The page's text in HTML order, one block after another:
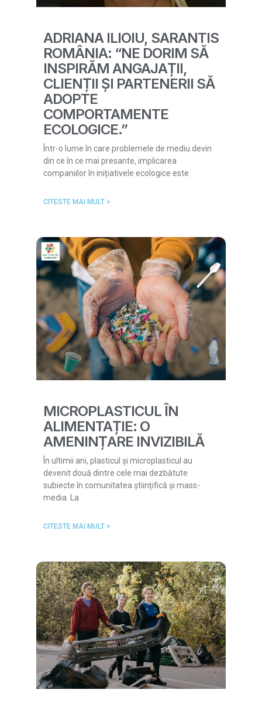
ADRIANA ILIOIU, SARANTIS
ROMÂNIA: “NE DORIM SĂ
INSPIRĂM ANGAJAȚII,
CLIENȚII ȘI PARTENERII SĂ
ADOPTE
COMPORTAMENTE
ECOLOGICE.”
Într-o lume în care problemele de mediu devin
din ce în ce mai presante, implicarea
companiilor în inițiativele ecologice este
CITESTE MAI MULT >
MICROPLASTICUL ÎN
ALIMENTAȚIE: O
AMENINȚARE INVIZIBILĂ
În ultimii ani, plasticul și microplasticul au
devenit două dintre cele mai dezbătute
subiecte în comunitatea științifică și mass-
media. La
CITESTE MAI MULT >